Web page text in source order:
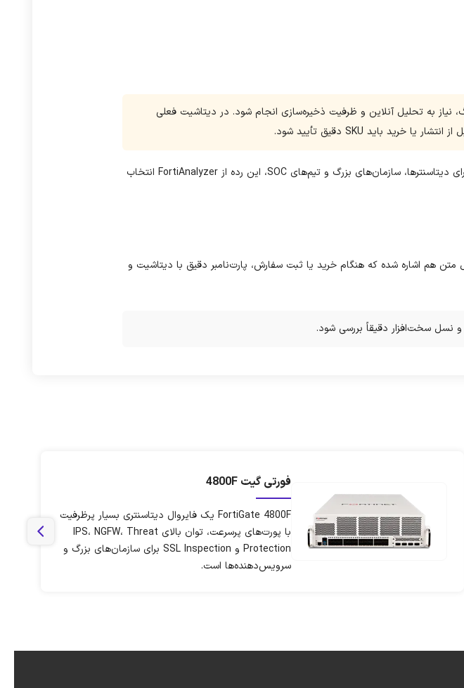
نیاز به تحلیل آنلاین و ظرفیت ذخیره‌سازی انجام شود. در دیتاشیت فعلی
دیتاسنترها، سازمان‌های بزرگ و تیم‌های SOC، این رده از FortiAnalyzer انتخاب
متن هم اشاره شده که هنگام خرید یا ثبت سفارش، پارت‌نامبر دقیق با دیتاشیت و
نسل سخت‌افزار دقیقاً بررسی شود.
فورتی گیت 4800F
FortiGate 4800F یک فایروال دیتاسنتری بسیار پرظرفیت
با پورت‌های پرسرعت، توان بالای IPS، NGFW، Threat
Protection و SSL Inspection برای سازمان‌های بزرگ و
سرویس‌دهنده‌ها است.